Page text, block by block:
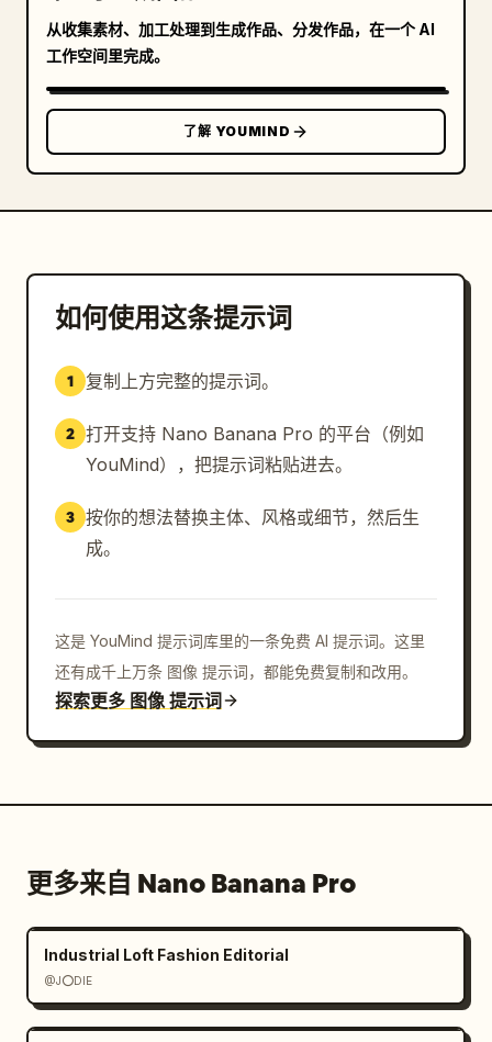
从收集素材、加工处理到生成作品、分发作品，在一个 AI
工作空间里完成。
了解 YOUMIND
如何使用这条提示词
1 复制上方完整的提示词。
2 打开支持 Nano Banana Pro 的平台（例如
YouMind），把提示词粘贴进去。
3 按你的想法替换主体、风格或细节，然后生
成。
这是 YouMind 提示词库里的一条免费 AI 提示词。这里
还有成千上万条 图像 提示词，都能免费复制和改用。
探索更多 图像 提示词
更多来自 Nano Banana Pro
Industrial Loft Fashion Editorial
@J⭕DIE